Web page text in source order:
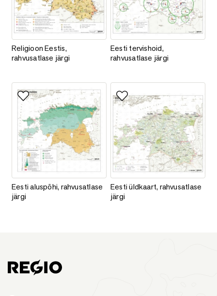
Religioon Eestis, rahvusatlase järgi
Religioon Eestis,
rahvusatlase järgi
Eesti tervishoid, rahvusatlase
Eesti tervishoid,
rahvusatlase järgi
Lisa lemmikutesse
Eesti aluspõhi, rahvusatlase järgi
Eesti aluspõhi, rahvusatlase
järgi
Lisa lemmikutesse
Eesti üldkaart, rahvusatlase
Eesti üldkaart, rahvusatlase
järgi